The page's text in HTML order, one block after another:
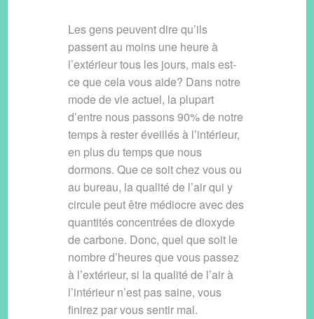
Les gens peuvent dire qu’ils
passent au moins une heure à
l’extérieur tous les jours, mais est-
ce que cela vous aide? Dans notre
mode de vie actuel, la plupart
d’entre nous passons 90% de notre
temps à rester éveillés à l’intérieur,
en plus du temps que nous
dormons. Que ce soit chez vous ou
au bureau, la qualité de l’air qui y
circule peut être médiocre avec des
quantités concentrées de dioxyde
de carbone. Donc, quel que soit le
nombre d’heures que vous passez
à l’extérieur, si la qualité de l’air à
l’intérieur n’est pas saine, vous
finirez par vous sentir mal.